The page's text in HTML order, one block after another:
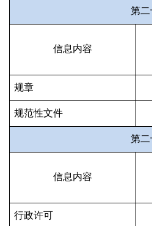
第二
信息内容
规章
规范性文件
第二
信息内容
行政许可